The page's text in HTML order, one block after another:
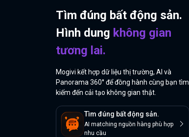
Tìm đúng bất động sản.
Hình dung không gian
tương lai.
Mogivi kết hợp dữ liệu thị trường, AI và
Panorama 360° để đồng hành cùng bạn tìm
kiếm đến cải tạo không gian thật.
Tìm đúng bất động sản.
AI matching nguồn hàng phù hợp
nhu cầu